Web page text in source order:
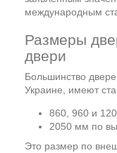
международным
Размеры
двери
Большинство
Украине, имеют
860, 960 и
2050 мм по
Это размер по